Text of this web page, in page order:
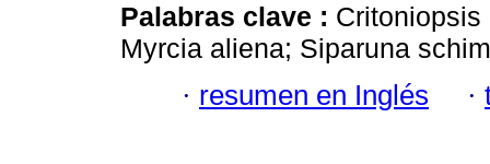
Palabras clave : Critoniopsis
Myrcia aliena; Siparuna
· resumen en Inglés ·